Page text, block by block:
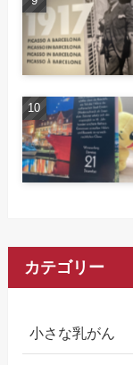
カテゴリー
小さな乳がん